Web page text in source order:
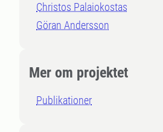
Christos Palaiokostas
Göran Andersson
Mer om projektet
Publikationer